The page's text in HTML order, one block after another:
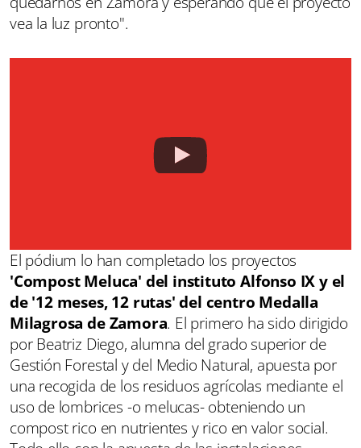
vea la luz pronto".
El pódium lo han completado los proyectos
'Compost Meluca' del instituto Alfonso IX y el
de '12 meses, 12 rutas' del centro Medalla
Milagrosa de Zamora. El primero ha sido dirigido
por Beatriz Diego, alumna del grado superior de
Gestión Forestal y del Medio Natural, apuesta por
una recogida de los residuos agrícolas mediante el
uso de lombrices -o melucas- obteniendo un
compost rico en nutrientes y rico en valor social.